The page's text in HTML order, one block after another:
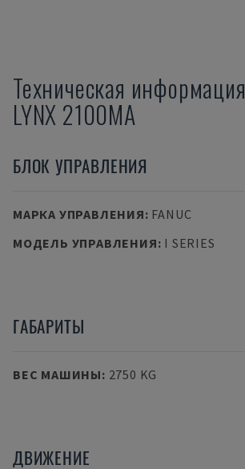
Техническая информация
LYNX 2100MA
БЛОК УПРАВЛЕНИЯ
МАРКА УПРАВЛЕНИЯ: FANUC
МОДЕЛЬ УПРАВЛЕНИЯ: I SERIES
ГАБАРИТЫ
ВЕС МАШИНЫ: 2750 KG
ДВИЖЕНИЕ